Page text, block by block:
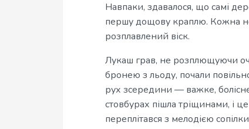
Навпаки, здавалося, що самі
першу дощову краплю. Кожна
розплавлений віск.
Лукаш грав, не розплющуючи
бронею з льоду, почали
рух зсередини — важке,
стовбурах пішла тріщинами, і
переплітався з мелодією